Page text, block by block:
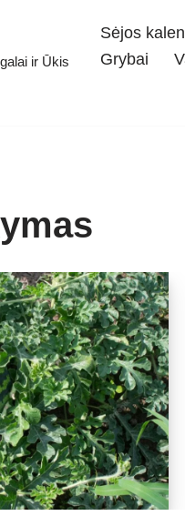
ir Ūkis
Sėjos
Grybai